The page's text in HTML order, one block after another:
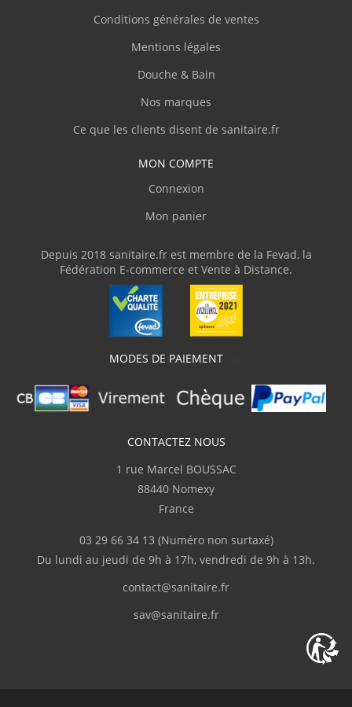
Conditions générales de ventes
Mentions légales
Douche & Bain
Nos marques
Ce que les clients disent de sanitaire.fr
MON COMPTE
Connexion
Mon panier
Depuis 2018 sanitaire.fr est membre de la Fevad, la
Fédération E-commerce et Vente à Distance.
MODES DE PAIEMENT
CONTACTEZ NOUS
1 rue Marcel BOUSSAC
88440 Nomexy
France
03 29 66 34 13 (Numéro non surtaxé)
Du lundi au jeudi de 9h à 17h, vendredi de 9h à 13h.
contact@sanitaire.fr
sav@sanitaire.fr